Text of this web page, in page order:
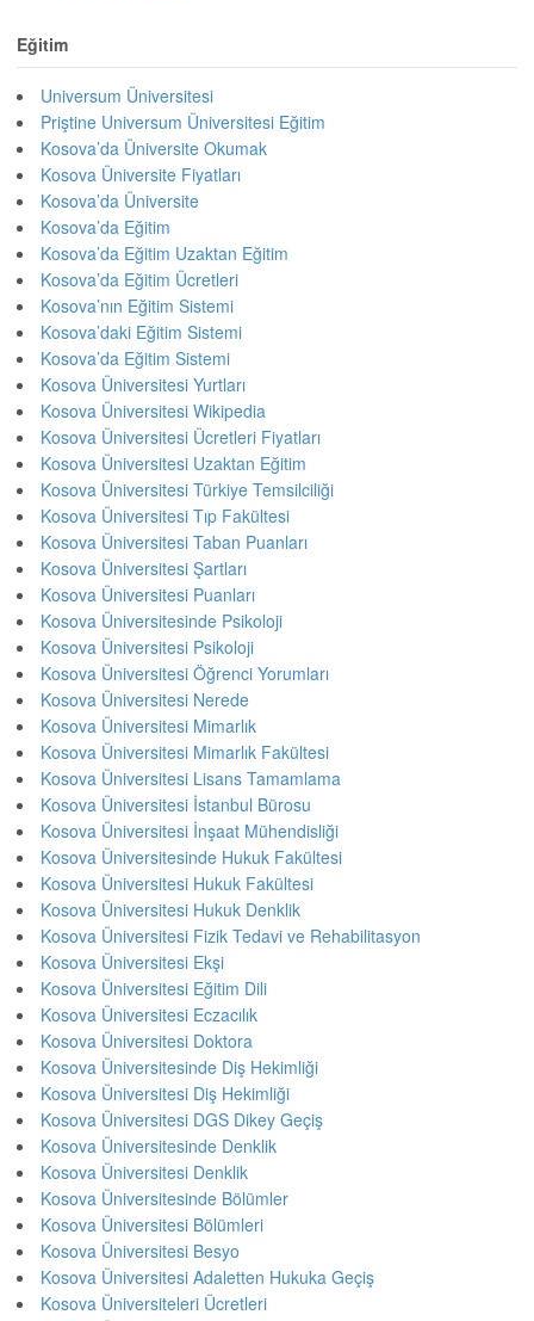
Eğitim
Universum Üniversitesi
Priştine Universum Üniversitesi Eğitim
Kosova’da Üniversite Okumak
Kosova Üniversite Fiyatları
Kosova’da Üniversite
Kosova’da Eğitim
Kosova’da Eğitim Uzaktan Eğitim
Kosova’da Eğitim Ücretleri
Kosova’nın Eğitim Sistemi
Kosova’daki Eğitim Sistemi
Kosova’da Eğitim Sistemi
Kosova Üniversitesi Yurtları
Kosova Üniversitesi Wikipedia
Kosova Üniversitesi Ücretleri Fiyatları
Kosova Üniversitesi Uzaktan Eğitim
Kosova Üniversitesi Türkiye Temsilciliği
Kosova Üniversitesi Tıp Fakültesi
Kosova Üniversitesi Taban Puanları
Kosova Üniversitesi Şartları
Kosova Üniversitesi Puanları
Kosova Üniversitesinde Psikoloji
Kosova Üniversitesi Psikoloji
Kosova Üniversitesi Öğrenci Yorumları
Kosova Üniversitesi Nerede
Kosova Üniversitesi Mimarlık
Kosova Üniversitesi Mimarlık Fakültesi
Kosova Üniversitesi Lisans Tamamlama
Kosova Üniversitesi İstanbul Bürosu
Kosova Üniversitesi İnşaat Mühendisliği
Kosova Üniversitesinde Hukuk Fakültesi
Kosova Üniversitesi Hukuk Fakültesi
Kosova Üniversitesi Hukuk Denklik
Kosova Üniversitesi Fizik Tedavi ve Rehabilitasyon
Kosova Üniversitesi Ekşi
Kosova Üniversitesi Eğitim Dili
Kosova Üniversitesi Eczacılık
Kosova Üniversitesi Doktora
Kosova Üniversitesinde Diş Hekimliği
Kosova Üniversitesi Diş Hekimliği
Kosova Üniversitesi DGS Dikey Geçiş
Kosova Üniversitesinde Denklik
Kosova Üniversitesi Denklik
Kosova Üniversitesinde Bölümler
Kosova Üniversitesi Bölümleri
Kosova Üniversitesi Besyo
Kosova Üniversitesi Adaletten Hukuka Geçiş
Kosova Üniversiteleri Ücretleri